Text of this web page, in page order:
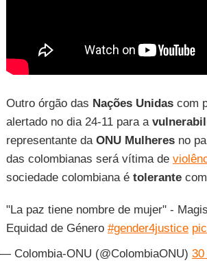
Outro órgão das Nações Unidascom
alertado no dia 24-11 para a
representante da ONU Mulheresno
das colombianas será vítima de
sociedade colombiana é tolerantecom
"La paz tiene nombre de mujer" -
Equidad de Género #gender4justice
— Colombia-ONU (@ColombiaONU) 30